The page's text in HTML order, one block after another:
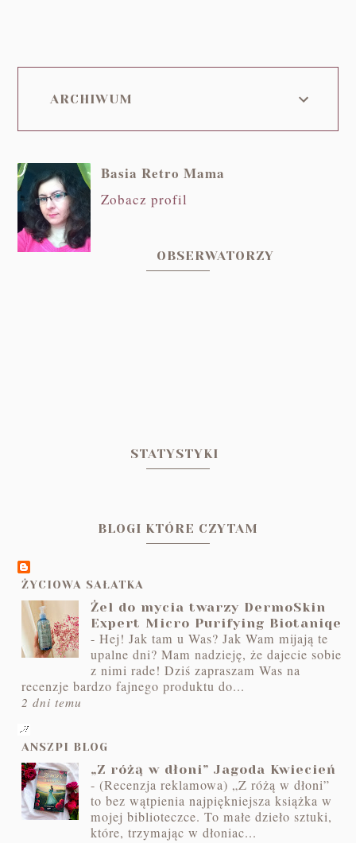
ARCHIWUM
Basia Retro Mama
Zobacz profil
OBSERWATORZY
STATYSTYKI
BLOGI KTÓRE CZYTAM
ŻYCIOWA SAŁATKA
Żel do mycia twarzy DermoSkin
Expert Micro Purifying Biotaniqe
-Hej! Jak tam u Was? Jak Wam mijają te
upalne dni? Mam nadzieję, że dajecie sobie
z nimi rade! Dziś zapraszam Was na
recenzje bardzo fajnego produktu do...
2 dni temu
ANSZPI BLOG
„Z różą w dłoni” Jagoda Kwiecień
-(Recenzja reklamowa) „Z różą w dłoni”
to bez wątpienia najpiękniejsza książka w
mojej biblioteczce. To małe dzieło sztuki,
które, trzymając w dłoniac...